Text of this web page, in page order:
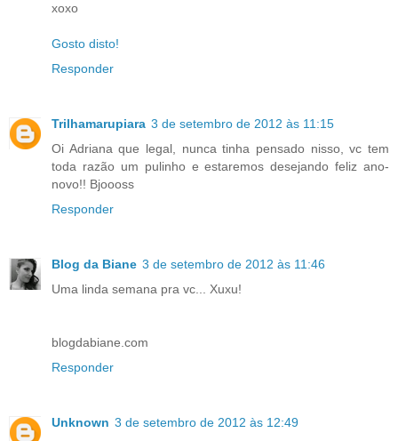
xoxo
Gosto disto!
Responder
Trilhamarupiara 3 de setembro de 2012 às 11:15
Oi Adriana que legal, nunca tinha pensado nisso, vc tem
toda razão um pulinho e estaremos desejando feliz ano-
novo!! Bjoooss
Responder
Blog da Biane 3 de setembro de 2012 às 11:46
Uma linda semana pra vc... Xuxu!
blogdabiane.com
Responder
Unknown 3 de setembro de 2012 às 12:49